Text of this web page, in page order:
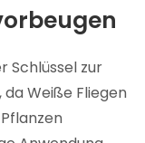
Schlüssel zur
Weiße Fliegen